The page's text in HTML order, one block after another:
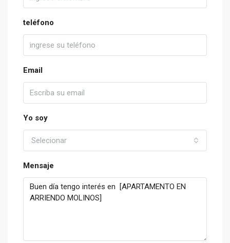
teléfono
Email
Yo soy
Selecionar
Mensaje